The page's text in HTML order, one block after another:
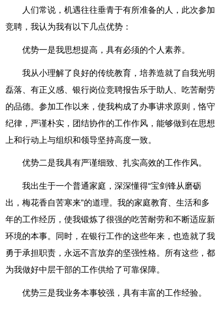
人们常说，机遇往往垂青于有所准备的人，此次参加
竞聘，我认为我有以下几点优势：
优势一是我思想提高，具有必须的个人素养。
我从小理解了良好的传统教育，培养造就了自我光明
磊落、有正义感、银行岗位竞聘报告乐于助人、吃苦耐劳
的品德。参加工作以来，使我构成了办事讲求原则，恪守
纪律，严谨朴实，团结协作的工作作风，能够做到在思想
上和行动上与组织和领导坚持高度一致。
优势二是我具有严谨细致、扎实高效的工作作风。
我出生于一个普通家庭，深深懂得“宝剑锋从磨砺
出，梅花香自苦寒来”的道理。我的家庭教育、生活和多
年的工作经历，使我锻炼了很强的吃苦耐劳和不断适应新
环境的本事。同时，在银行工作的这些年来，也造就了我
勇于承担职责，永远不言放弃的坚强性格。所有这些，都
为我做好中层干部的工作供给了可靠保障。
优势三是我业务本事较强，具有丰富的工作经验。